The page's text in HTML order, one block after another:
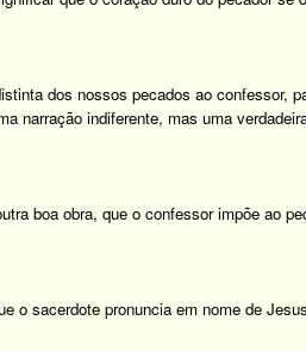
dos nossos pecados ao confessor,
narração indiferente, mas uma
boa obra, que o confessor impõe ao
o sacerdote pronuncia em nome de